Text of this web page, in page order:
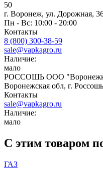
50
г. Воронеж, ул. Дорожная,
Пн - Вс: 10:00 - 20:00
Контакты
8 (800) 300-38-59
sale@vapkagro.ru
Наличие:
мало
РОССОШЬ ООО
Воронежская обл, г.
Контакты
sale@vapkagro.ru
Наличие:
мало
С этим товаром
ГАЗ